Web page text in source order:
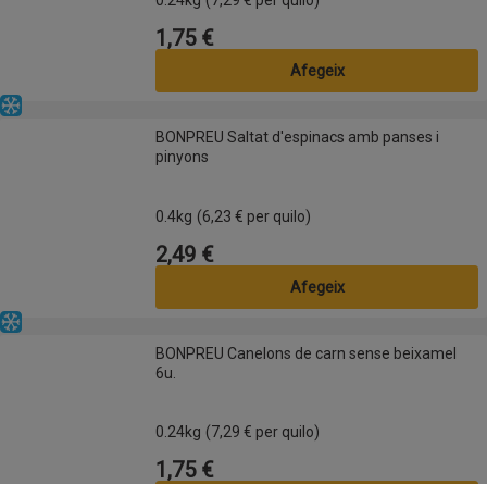
Preu
1,75 €
Afegeix
BONPREU Saltat d'espinacs amb panses i pinyons
Congelat
BONPREU Saltat d'espinacs amb panses i
pinyons
0.4kg (6,23 € per quilo)
Preu
2,49 €
Afegeix
BONPREU Canelons de carn sense beixamel 6u.
Congelat
BONPREU Canelons de carn sense beixamel
6u.
0.24kg (7,29 € per quilo)
Preu
1,75 €